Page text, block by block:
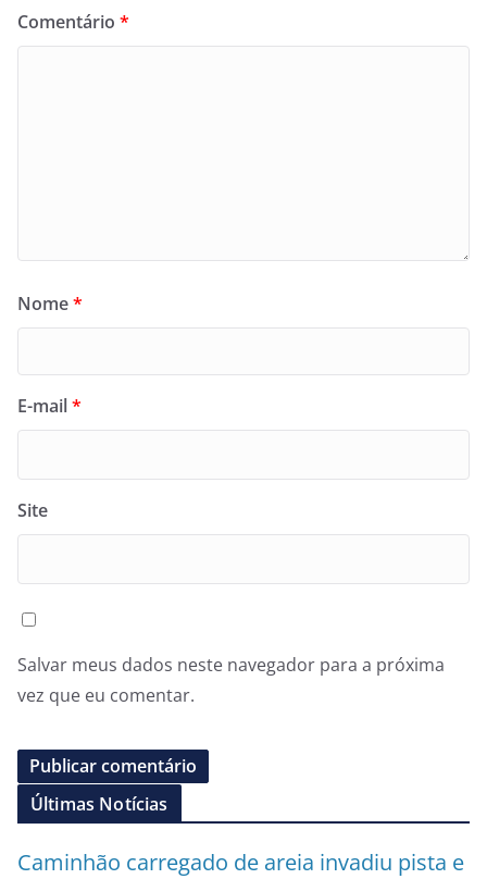
Comentário *
Nome*
E-mail*
Site
Salvar meus dados neste navegador para a próxima
vez que eu comentar.
Últimas Notícias
Caminhão carregado de areia invadiu pista e